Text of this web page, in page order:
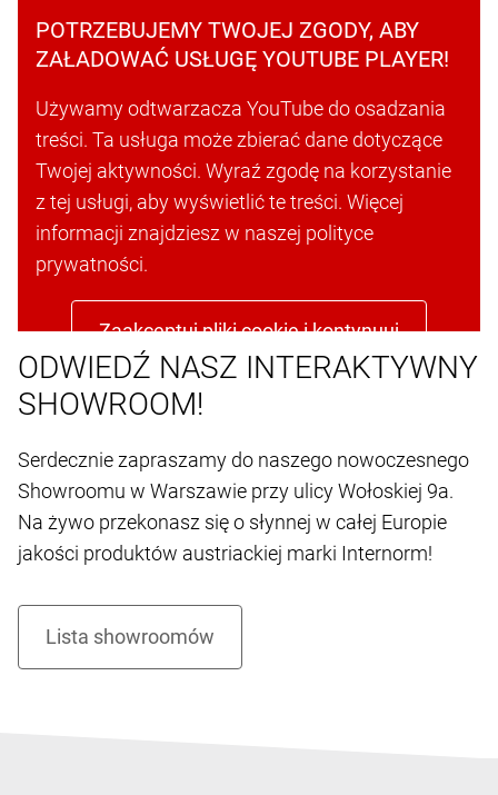
POTRZEBUJEMY TWOJEJ ZGODY, ABY
ZAŁADOWAĆ USŁUGĘ YOUTUBE PLAYER!
Używamy odtwarzacza YouTube do osadzania
treści. Ta usługa może zbierać dane dotyczące
Twojej aktywności. Wyraź zgodę na korzystanie
z tej usługi, aby wyświetlić te treści. Więcej
informacji znajdziesz w naszej polityce
prywatności.
Zaakceptuj pliki cookie i kontynuuj
ODWIEDŹ NASZ INTERAKTYWNY
SHOWROOM!
Serdecznie zapraszamy do naszego nowoczesnego
Showroomu w Warszawie przy ulicy Wołoskiej 9a.
Na żywo przekonasz się o słynnej w całej Europie
jakości produktów austriackiej marki Internorm!